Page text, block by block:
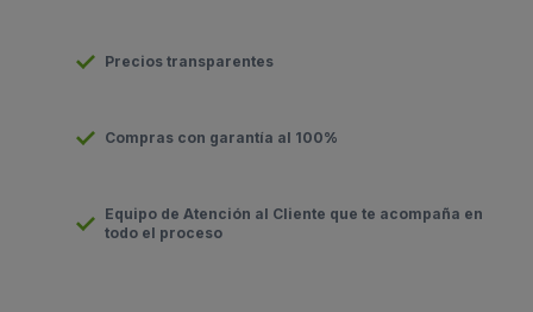
Precios transparentes
Compras con garantía al 100%
Equipo de Atención al Cliente que te acompaña en
todo el proceso